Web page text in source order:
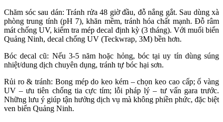
Chăm sóc sau dán: Tránh rửa 48 giờ đầu, đỗ nắng gắt. Sau dùng xà
phòng trung tính (pH 7), khăn mềm, tránh hóa chất mạnh. Đỗ râm
mát chống UV, kiểm tra mép decal định kỳ (3 tháng). Với muối biển
Quảng Ninh, decal chống UV (Teckwrap, 3M) bền hơn.
Bóc decal cũ: Nếu 3-5 năm hoặc hỏng, bóc tại uy tín dùng súng
nhiệt/dung dịch chuyên dụng, tránh tự bóc hại sơn.
Rủi ro & tránh: Bong mép do keo kém – chọn keo cao cấp; ố vàng
UV – ưu tiên chống tia cực tím; lỗi pháp lý – tư vấn gara trước.
Những lưu ý giúp tận hưởng dịch vụ mà không phiền phức, đặc biệt
ven biển Quảng Ninh.